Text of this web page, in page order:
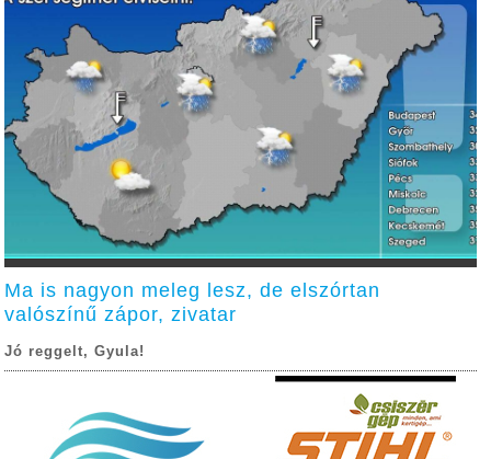
Ma is nagyon meleg lesz, de elszórtan
valószínű zápor, zivatar
Jó reggelt, Gyula!